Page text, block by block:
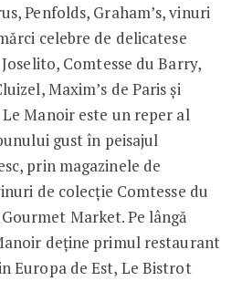
Penfolds, Graham’s, vinuri
celebre de delicatese
Comtesse du Barry,
Maxim’s de Paris și
Manoir este un reper al
gust în peisajul
prin magazinele de
de colecție Comtesse du
Market. Pe lângă
deține primul restaurant
Europa de Est, Le Bistrot